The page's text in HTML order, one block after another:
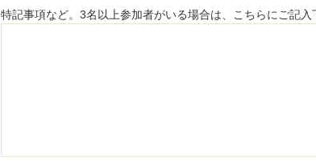
特記事項など。3名以上参加者がいる場合は、こちらにご記入